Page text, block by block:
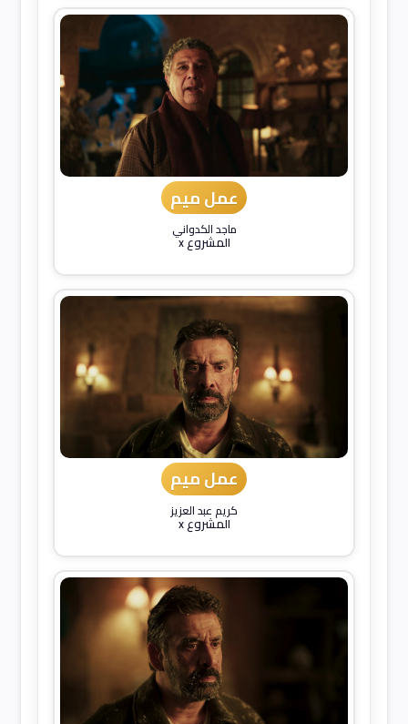
عمل ميم
ماجد الكدواني
المشروع x
عمل ميم
كريم عبد العزيز
المشروع x